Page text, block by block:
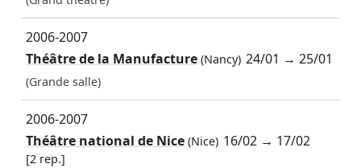
2006-2007
Théâtre de la Manufacture(Nancy) 24/01 →25/01
(Grande salle)
2006-2007
Théâtre national de Nice(Nice) 16/02 → 17/02
[2 rep.]